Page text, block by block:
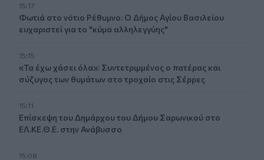
15:17
Φωτιά στο νότιο Ρέθυμνο: Ο Δήμος Αγίου Βασιλείου
ευχαριστεί για το "κύμα αλληλεγγύης"
15:15
«Τα έχω χάσει όλα»: Συντετριμμένος ο πατέρας και
σύζυγος των θυμάτων στο τροχαίο στις Σέρρες
15:11
Επίσκεψη του Δημάρχου του Δήμου Σαρωνικού στο
ΕΛ.ΚΕ.Θ.Ε. στην Ανάβυσσο
15:08